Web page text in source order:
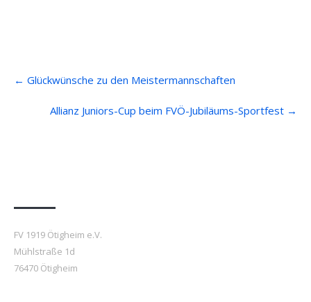
navigation
← Glückwünsche zu den Meistermannschaften
Allianz Juniors-Cup beim FVÖ-Jubiläums-Sportfest →
FV 1919 Ötigheim e.V.
Mühlstraße 1d
76470 Ötigheim